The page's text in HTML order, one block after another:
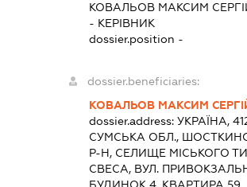
КОВАЛЬОВ МАКСИМ
- КЕРІВНИК
dossier.position -
dossier.beneficiaries:
КОВАЛЬОВ МАКСИМ
dossier.address:УКРАЇНА,
СУМСЬКА ОБЛ.,
Р-Н, СЕЛИЩЕ МІСЬКОГО
СВЕСА, ВУЛ.